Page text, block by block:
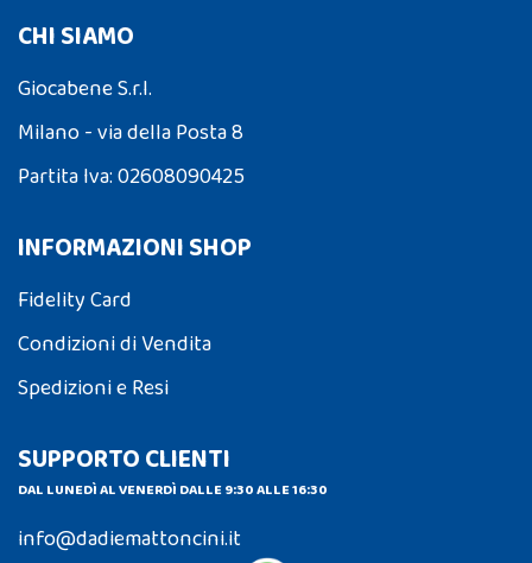
CHI SIAMO
Giocabene S.r.l.
Milano - via della Posta 8
Partita Iva: 02608090425
INFORMAZIONI SHOP
Fidelity Card
Condizioni di Vendita
Spedizioni e Resi
SUPPORTO CLIENTI
DAL LUNEDÌ AL VENERDÌ DALLE 9:30 ALLE 16:30
info@dadiemattoncini.it